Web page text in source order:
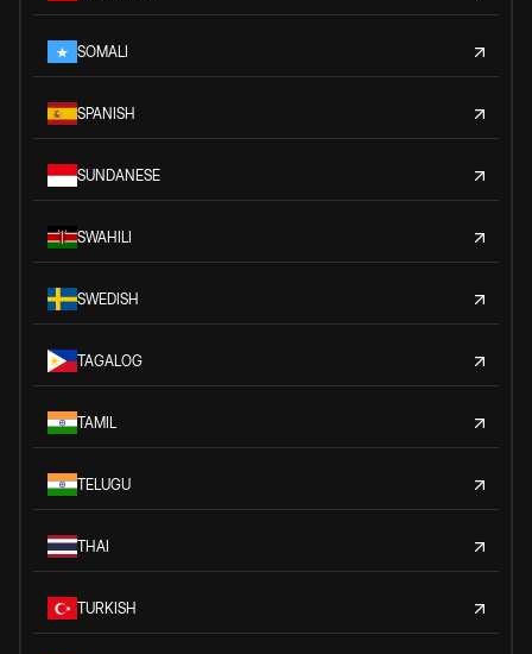
SOMALI
SPANISH
SUNDANESE
SWAHILI
SWEDISH
TAGALOG
TAMIL
TELUGU
THAI
TURKISH